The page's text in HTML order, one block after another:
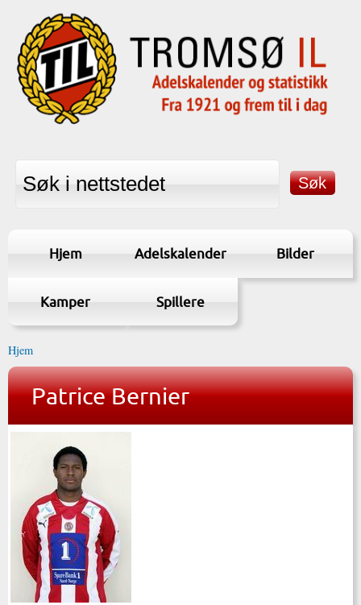
Hjem Adelskalender Bilder
Kamper Spillere
Hjem
Patrice Bernier